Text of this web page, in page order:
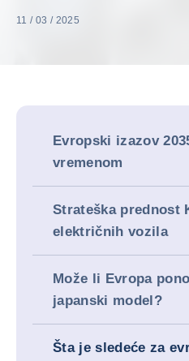
11 / 03 / 2025
Evropski izazov
vremenom
Strateška prednost
električnih vozila
Može li Evropa
japanski model?
Šta je sledeće za